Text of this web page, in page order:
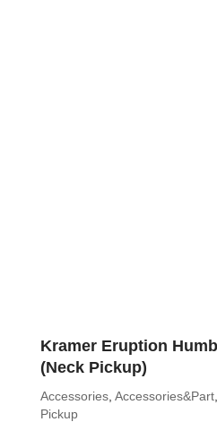
Kramer Eruption
(Neck Pickup)
Accessories Accessories&Part
Pickup